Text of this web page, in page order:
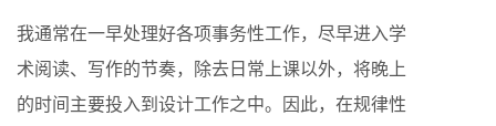
我通常在一早处理好各项事务性工作，尽早进入学
术阅读、写作的节奏，除去日常上课以外，将晚上
的时间主要投入到设计工作之中。因此，在规律性